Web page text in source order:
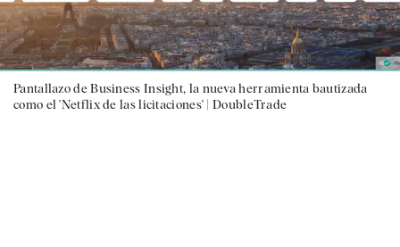
Pantallazo de Business Insight, la nueva herramienta bautizada
como el 'Netflix de las licitaciones' |DoubleTrade